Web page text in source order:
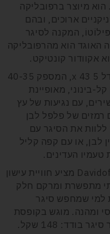
הוא מיוצר ברפובליקה
ארוכים, ובהם
המקנה לסיגר
האוגד הוא מהרפובליקה
אקוודור קונטיקט.
זה סיגר בוויטולה קורונה, גודל 5 x 43, המספק 40-35
בינוני, מאופיינת
עם נגיעות של עץ
רמזים של פלפל לבן
את הסיגר עם
לבן, או עם קפה קליל
טעמיו העדינים.
לסיכום: Davidoff Signature 2000 מציע חוויית עישון
מתפשרת ומרקם חלק
למי שמחפש סיגר
ומהנה. מוגש בקופסת